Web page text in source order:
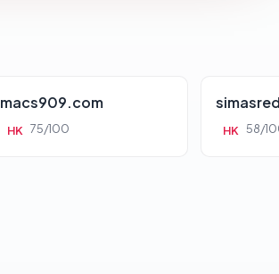
macs909.com
HK 75/100 HK 58/